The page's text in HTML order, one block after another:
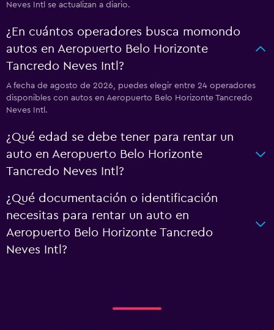
Neves Intl se actualizan a diario.
¿En cuántos operadores busca momondo
autos en Aeropuerto Belo Horizonte
Tancredo Neves Intl?
A fecha de agosto de 2026, puedes elegir entre 24 operadores
disponibles con autos en Aeropuerto Belo Horizonte Tancredo
Neves Intl.
¿Qué edad se debe tener para rentar un
auto en Aeropuerto Belo Horizonte
Tancredo Neves Intl?
¿Qué documentación o identificación
necesitas para rentar un auto en
Aeropuerto Belo Horizonte Tancredo
Neves Intl?